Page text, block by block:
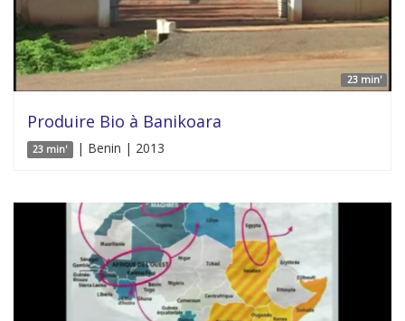
23 min'
Produire Bio à Banikoara
23 min' | Benin | 2013